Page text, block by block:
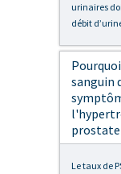
urinaires
débit
sanguin
Le taux de